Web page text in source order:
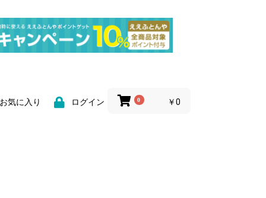
気に入り ログイン 0 ￥0